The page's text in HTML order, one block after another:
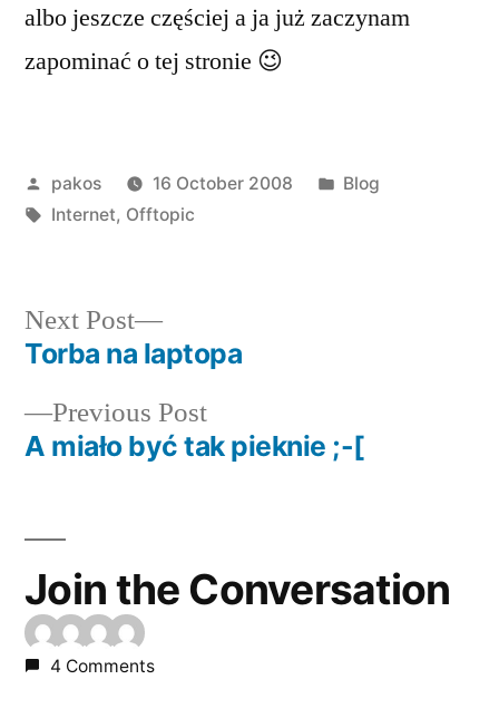
albo jeszcze częściej a ja już zaczynam
zapominać o tej stronie 😉
Posted
by
pakos 16 October 2008
Posted
Blog
Tags:
Internet, Offtopic
Post
navigation
Previous PostPrevious
post:
A miało być tak pieknie ;-[
Next Post
Next
post:
Torba na laptopa
Join the Conversation
4 Comments